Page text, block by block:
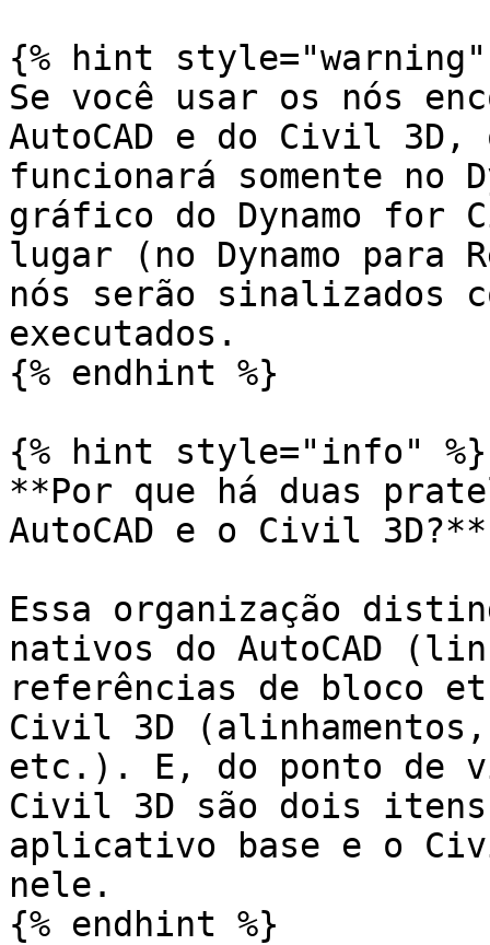
{% hint style="warning"
Se você usar os nós
AutoCAD e do Civil 3D,
funcionará somente no
gráfico do Dynamo for
lugar (no Dynamo para
nós serão sinalizados
executados.
{% endhint %}
{% hint style="info" %}
**Por que há duas
AutoCAD e o Civil 3D?**
Essa organização
nativos do AutoCAD
referências de bloco
Civil 3D
etc.). E, do ponto de
Civil 3D são dois itens
aplicativo base e o
nele.
{% endhint %}